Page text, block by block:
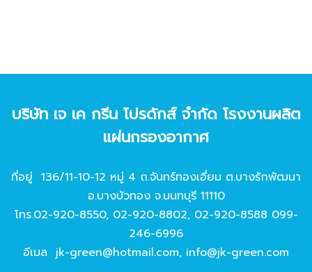
บริษัท เจ เค กรีน โปรดักส์ จํากัด โรงงานผลิต
แผ่นกรองอากาศ
ที่อยู่ 136/11-10-12 หมู่ 4 ถ.จันทร์ทองเอี่ยม ต.บางรักพัฒนา
อ.บางบัวทอง จ.นนทบุรี 11110
โทร.02-920-8550, 02-920-8802, 02-920-8588 099-
246-6996
อีเมล jk-green@hotmail.com, info@jk-green.com